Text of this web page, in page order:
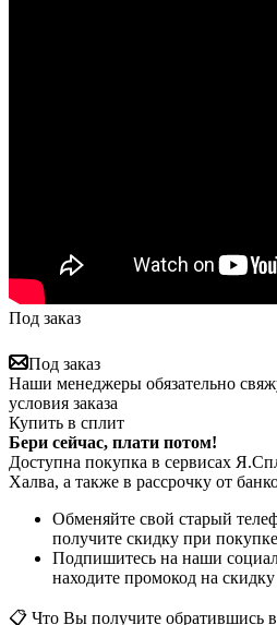
Под заказ
Под заказ
Наши менеджеры обязательно
условия заказа
Купить в сплит
Бери сейчас, плати потом!
Доступна покупка в сервисах
Халва, а также в рассрочку от
Обменяйте свой старый
получите скидку при
Подпишитесь на наши
находите промокод на
📋 Что Вы получите обратившись в